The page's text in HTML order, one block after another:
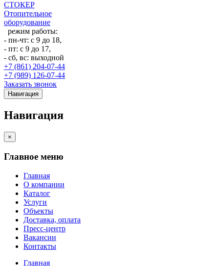
СТОКЕР
Отопительное
оборудование
режим работы:
- пн-чт: с 9 до 18,
- пт: с 9 до 17,
- сб, вс: выходной
+7 (861) 204-07-44
+7 (989) 126-07-44
Заказать звонок
Навигация
Навигация
×
Главное меню
Главная
О компании
Каталог
Услуги
Объекты
Доставка, оплата
Пресс-центр
Вакансии
Контакты
Главная